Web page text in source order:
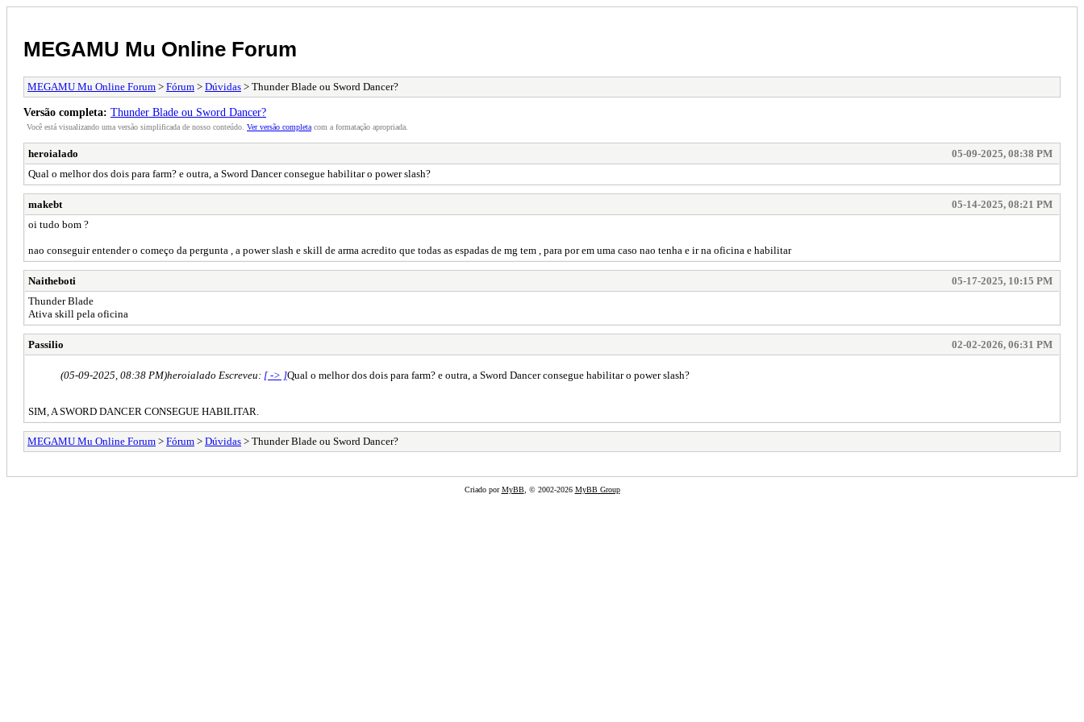
MEGAMU Mu Online Forum
MEGAMU Mu Online Forum > Fórum > Dúvidas > Thunder Blade ou Sword Dancer?
Versão completa: Thunder Blade ou Sword Dancer?
Você está visualizando uma versão simplificada de nosso conteúdo. Ver versão completa com a formatação apropriada.
heroialado
05-09-2025, 08:38 PM
Qual o melhor dos dois para farm? e outra, a Sword Dancer consegue habilitar o power slash?
makebt
05-14-2025, 08:21 PM
oi tudo bom ?
nao conseguir entender o começo da pergunta , a power slash e skill de arma acredito que todas as espadas de mg tem , para por em uma caso nao tenha e ir na oficina e habilitar
Naitheboti
05-17-2025, 10:15 PM
Thunder Blade
Ativa skill pela oficina
Passilio 02-02-2026, 06:31 PM
(05-09-2025, 08:38 PM)heroialado Escreveu: [ -> ]Qual o melhor dos dois para farm? e outra, a Sword Dancer consegue habilitar o power slash?
SIM, A SWORD DANCER CONSEGUE HABILITAR.
MEGAMU Mu Online Forum > Fórum > Dúvidas > Thunder Blade ou Sword Dancer?
Criado porMyBB, © 2002-2026 MyBB Group